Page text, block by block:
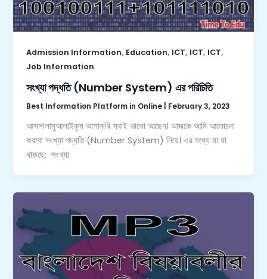
Admission Information, Education, ICT, ICT, ICT,
Job Information
সংখ্যা পদ্ধতি (Number System) এর পরিচিতি
Best Information Platform in Online February 3, 2023
আসসালামুআলাইকুম আসাকরি সবাই ভালো আছেন। আজকে আমি আলোচনা
করবো সংখ্যা পদ্ধতি (Number System) নিয়ে। এর মধ্যে যা যা
থাকছে: সংখ্যা